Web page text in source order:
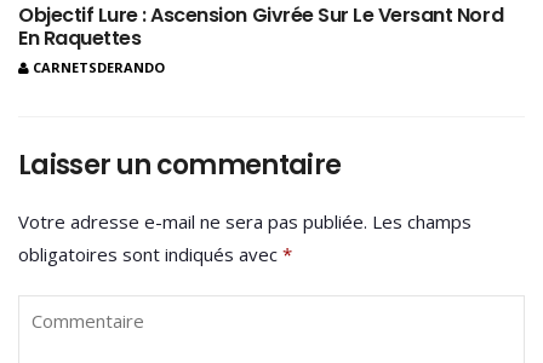
Objectif Lure : Ascension Givrée Sur Le Versant Nord
En Raquettes
CARNETSDERANDO
Laisser un commentaire
Votre adresse e-mail ne sera pas publiée. Les champs
obligatoires sont indiqués avec *